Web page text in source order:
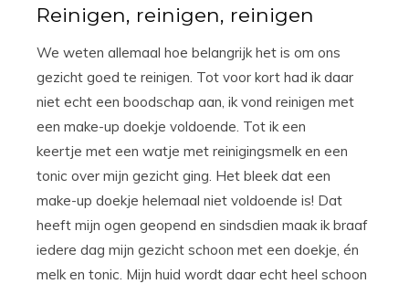
Reinigen, reinigen, reinigen
We weten allemaal hoe belangrijk het is om ons
gezicht goed te reinigen. Tot voor kort had ik daar
niet echt een boodschap aan, ik vond reinigen met
een make-up doekje voldoende. Tot ik een
keertje met een watje met reinigingsmelk en een
tonic over mijn gezicht ging. Het bleek dat een
make-up doekje helemaal niet voldoende is! Dat
heeft mijn ogen geopend en sindsdien maak ik braaf
iedere dag mijn gezicht schoon met een doekje, én
melk en tonic. Mijn huid wordt daar echt heel schoon